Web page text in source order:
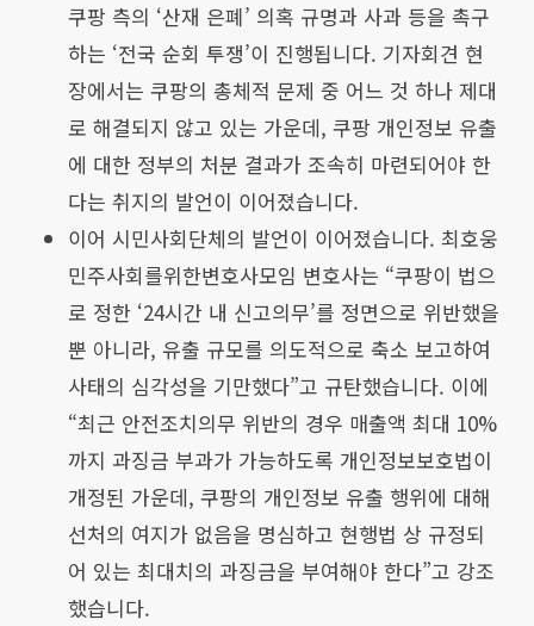
쿠팡 측의 ‘산재 은폐’ 의혹 규명과 사과 등을 촉구
하는 ‘전국 순회 투쟁’이 진행됩니다. 기자회견 현
장에서는 쿠팡의 총체적 문제 중 어느 것 하나 제대
로 해결되지 않고 있는 가운데, 쿠팡 개인정보 유출
에 대한 정부의 처분 결과가 조속히 마련되어야 한
다는 취지의 발언이 이어졌습니다.
이어 시민사회단체의 발언이 이어졌습니다. 최호웅
민주사회를위한변호사모임 변호사는 “쿠팡이 법으
로 정한 ‘24시간 내 신고의무’를 정면으로 위반했을
뿐 아니라, 유출 규모를 의도적으로 축소 보고하여
사태의 심각성을 기만했다”고 규탄했습니다. 이에
“최근 안전조치의무 위반의 경우 매출액 최대 10%
까지 과징금 부과가 가능하도록 개인정보보호법이
개정된 가운데, 쿠팡의 개인정보 유출 행위에 대해
선처의 여지가 없음을 명심하고 현행법 상 규정되
어 있는 최대치의 과징금을 부여해야 한다”고 강조
했습니다.